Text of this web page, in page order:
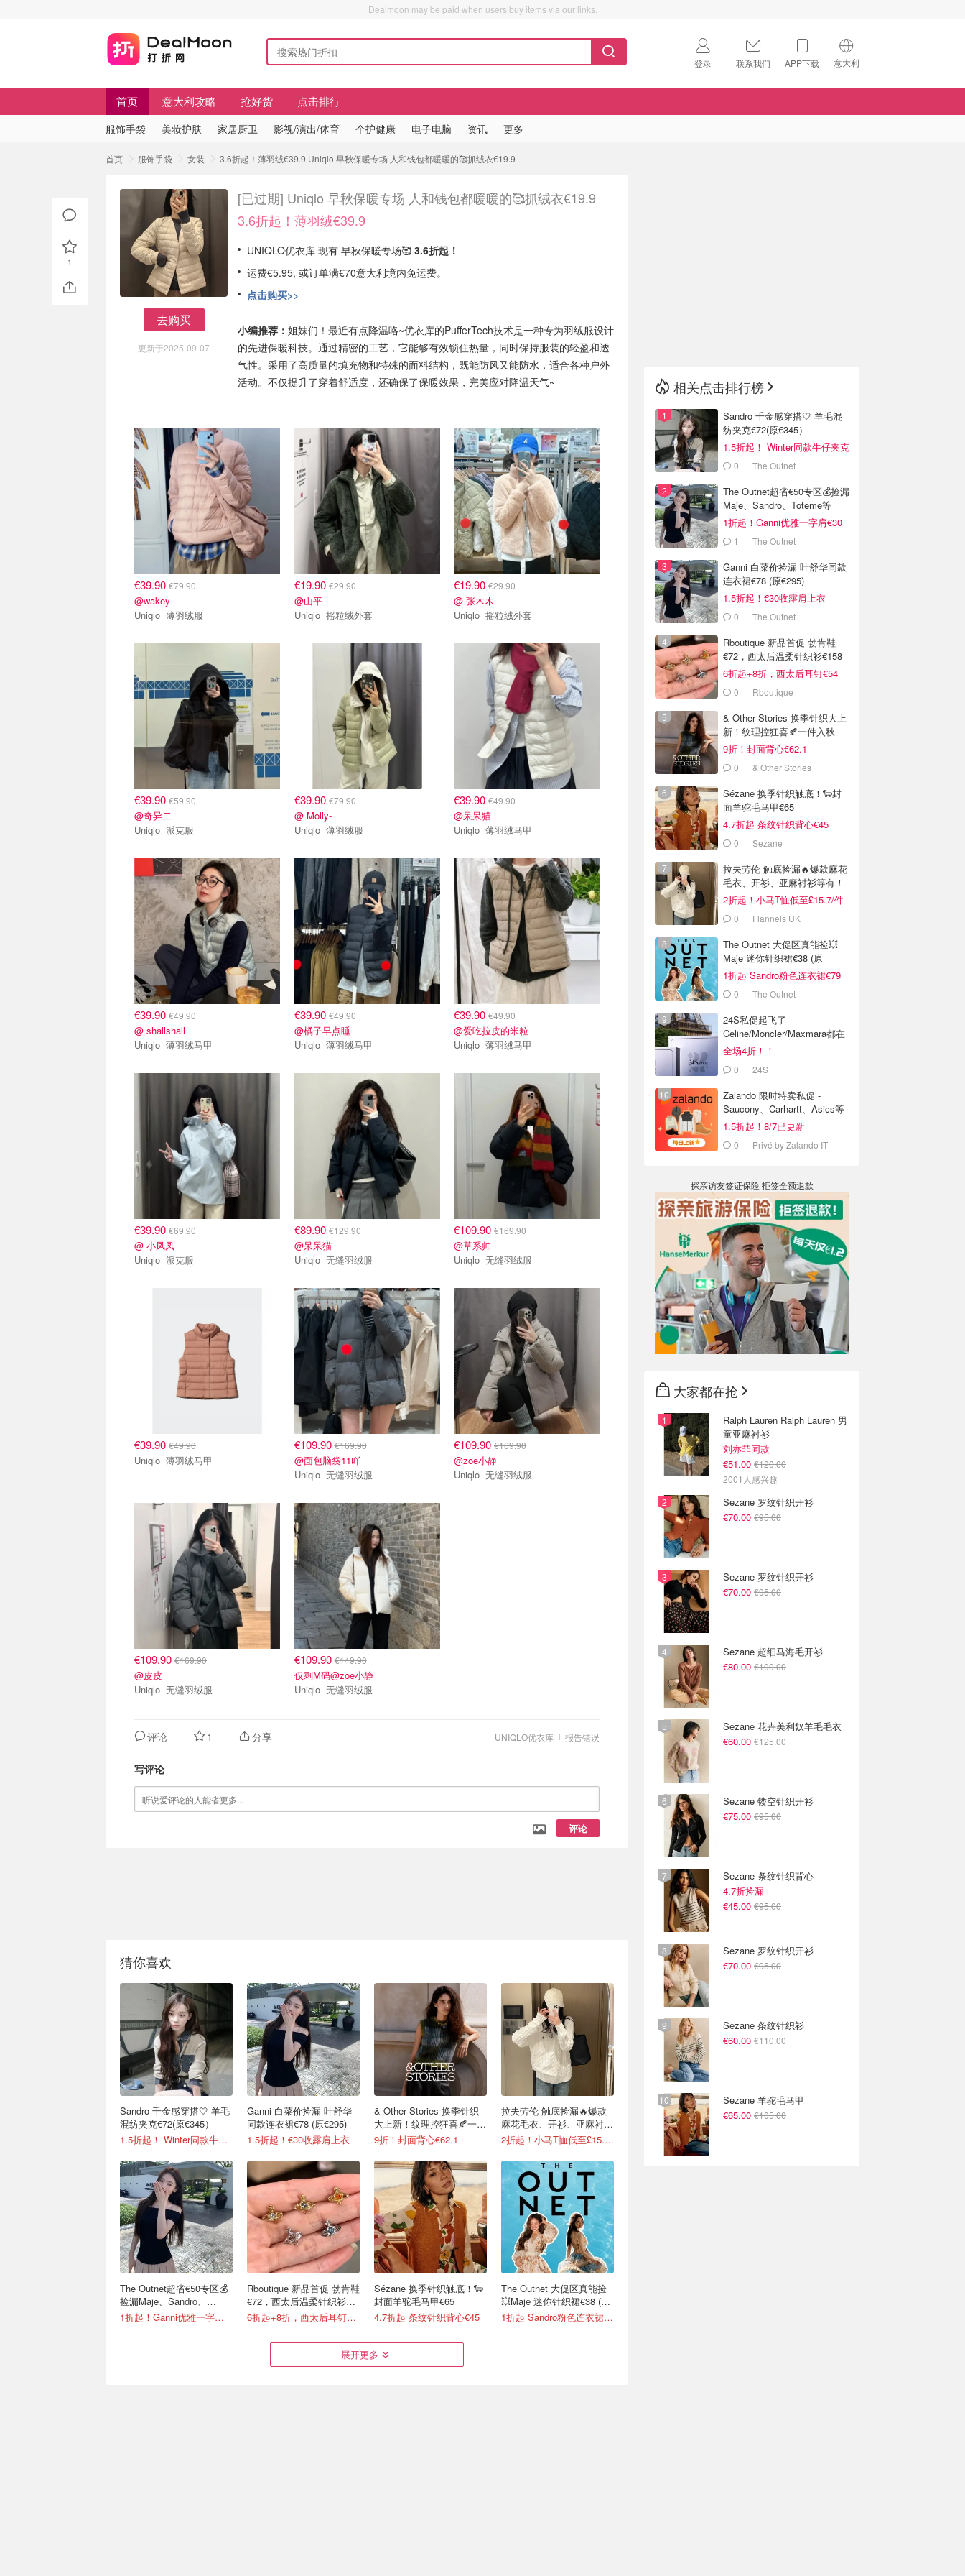
Dealmoon may be paid when users buy items via our links.
登录 联系我们 APP下载 意大利
🇺🇸
首页 意大利攻略 抢好货 点击排行
服饰手袋 美妆护肤 家居厨卫 影视/演出/体育 个护健康 电子电脑 资讯 更多
首页 服饰手袋 女装 3.6折起！薄羽绒€39.9 Uniqlo 早秋保暖专场 人和钱包都暖暖的🥰抓绒衣€19.9
去购买
更新于2025-09-07
[已过期] Uniqlo 早秋保暖专场 人和钱包都暖暖的🥰抓绒衣€19.9
3.6折起！薄羽绒€39.9
UNIQLO优衣库 现有 早秋保暖专场🥰 3.6折起！
运费€5.95, 或订单满€70意大利境内免运费。
点击购买>>
小编推荐： 姐妹们！最近有点降温咯~优衣库的PufferTech技术是一种专为羽绒服设计
的先进保暖科技。通过精密的工艺，它能够有效锁住热量，同时保持服装的轻盈和透
气性。采用了高质量的填充物和特殊的面料结构，既能防风又能防水，适合各种户外
活动。不仅提升了穿着舒适度，还确保了保暖效果，完美应对降温天气~
€39.90 €79.90
@wakey
Uniqlo 薄羽绒服
€19.90€29.90
@山平
Uniqlo 摇粒绒外套
€19.90 €29.90
@ 张木木
Uniqlo 摇粒绒外套
€39.90 €59.90
@奇异二
Uniqlo 派克服
€39.90€79.90
@ Molly-
Uniqlo 薄羽绒服
€39.90 €49.90
@呆呆猫
Uniqlo 薄羽绒马甲
€39.90 €49.90
@ shallshall
Uniqlo 薄羽绒马甲
€39.90€49.90
@橘子早点睡
Uniqlo 薄羽绒马甲
€39.90 €49.90
@爱吃拉皮的米粒
Uniqlo 薄羽绒马甲
€39.90 €69.90
@ 小凤凤
Uniqlo 派克服
€89.90€129.90
@呆呆猫
Uniqlo 无缝羽绒服
€109.90 €169.90
@草系帅
Uniqlo 无缝羽绒服
€39.90 €49.90
Uniqlo 薄羽绒马甲
€109.90€169.90
@面包脑袋11吖
Uniqlo 无缝羽绒服
€109.90 €169.90
@zoe小静
Uniqlo 无缝羽绒服
€109.90 €169.90
@皮皮
Uniqlo 无缝羽绒服
€109.90€149.90
仅剩M码@zoe小静
Uniqlo 无缝羽绒服
报告错误
UNIQLO优衣库
评论 1 分享
写评论
评论
猜你喜欢
Sandro 千金感穿搭🤍 羊毛
混纺夹克€72(原€345）
1.5折起！ Winter同款牛仔夹克€144
The Outnet超省€50专区💰
捡漏Maje、Sandro、
Toteme等
1折起！Ganni优雅一字肩€30
Ganni 白菜价捡漏 叶舒华
同款连衣裙€78 (原€295)
1.5折起！€30收露肩上衣
Rboutique 新品首促 勃肯鞋
€72，西太后温柔针织衫
€158
6折起+8折，西太后耳钉€54
& Other Stories 换季针织
大上新！纹理控狂喜🍂一件
入秋
9折！封面背心€62.1
Sézane 换季针织触底！🐑
封面羊驼毛马甲€65
4.7折起 条纹针织背心€45
拉夫劳伦 触底捡漏🔥爆款
麻花毛衣、开衫、亚麻衬衫
等有！
2折起！小马T恤低至£15.7/件
The Outnet 大促区真能捡
💥Maje 迷你针织裙€38 (原
€175）
1折起 Sandro粉色连衣裙€79
展开更多
1
相关点击排行榜
Sandro 千金感穿搭🤍 羊毛混
纺夹克€72(原€345）
1.5折起！ Winter同款牛仔夹克
€1440 The Outnet
The Outnet超省€50专区💰捡漏
Maje、Sandro、Toteme等
1折起！Ganni优雅一字肩€30
1 The Outnet
Ganni 白菜价捡漏 叶舒华同款
连衣裙€78 (原€295)
1.5折起！€30收露肩上衣
0 The Outnet
Rboutique 新品首促 勃肯鞋
€72，西太后温柔针织衫€158
6折起+8折，西太后耳钉€54
0 Rboutique
& Other Stories 换季针织大上
新！纹理控狂喜🍂一件入秋
9折！封面背心€62.1
0 & Other Stories
Sézane 换季针织触底！🐑封
面羊驼毛马甲€65
4.7折起 条纹针织背心€45
0 Sezane
拉夫劳伦 触底捡漏🔥爆款麻花
毛衣、开衫、亚麻衬衫等有！
2折起！小马T恤低至£15.7/件
0 Flannels UK
The Outnet 大促区真能捡💥
Maje 迷你针织裙€38 (原
€175）
1折起 Sandro粉色连衣裙€79
0 The Outnet
24S私促起飞了
Celine/Moncler/Maxmara都在
全场4折！！
0 24S
Zalando 限时特卖私促 -
Saucony、Carhartt、Asics等
1.5折起！8/7已更新
0 Privé by Zalando IT
探亲访友签证保险 拒签全额退款
大家都在抢
Ralph Lauren Ralph Lauren 男
童亚麻衬衫
刘亦菲同款
€51.00 €120.00
2001人感兴趣
Sezane 罗纹针织开衫
€70.00 €95.00
Sezane 罗纹针织开衫
€70.00 €95.00
Sezane 超细马海毛开衫
€80.00 €100.00
Sezane 花卉美利奴羊毛毛衣
€60.00 €125.00
Sezane 镂空针织开衫
€75.00 €95.00
Sezane 条纹针织背心
4.7折捡漏
€45.00 €95.00
Sezane 罗纹针织开衫
€70.00 €95.00
Sezane 条纹针织衫
€60.00 €110.00
Sezane 羊驼毛马甲
€65.00 €105.00